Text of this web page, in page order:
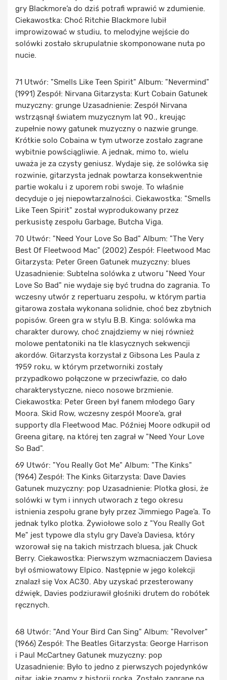
gry Blackmore’a do dziś potrafi wprawić w zdumienie.
Ciekawostka: Choć Ritchie Blackmore lubił
improwizować w studiu, to melodyjne wejście do
solówki zostało skrupulatnie skomponowane nuta po
nucie.
71 Utwór: "Smells Like Teen Spirit" Album: "Nevermind"
(1991) Zespół: Nirvana Gitarzysta: Kurt Cobain Gatunek
muzyczny: grunge Uzasadnienie: Zespół Nirvana
wstrząsnął światem muzycznym lat 90., kreując
zupełnie nowy gatunek muzyczny o nazwie grunge.
Krótkie solo Cobaina w tym utworze zostało zagrane
wybitnie powściągliwie. A jednak, mimo to, wielu
uważa je za czysty geniusz. Wydaje się, że solówka się
rozwinie, gitarzysta jednak powtarza konsekwentnie
partie wokalu i z uporem robi swoje. To właśnie
decyduje o jej niepowtarzalności. Ciekawostka: "Smells
Like Teen Spirit" został wyprodukowany przez
perkusistę zespołu Garbage, Butcha Viga.
70 Utwór: "Need Your Love So Bad" Album: "The Very
Best Of Fleetwood Mac" (2002) Zespół: Fleetwood Mac
Gitarzysta: Peter Green Gatunek muzyczny: blues
Uzasadnienie: Subtelna solówka z utworu "Need Your
Love So Bad" nie wydaje się być trudna do zagrania. To
wczesny utwór z repertuaru zespołu, w którym partia
gitarowa została wykonana solidnie, choć bez zbytnich
popisów. Green gra w stylu B.B. Kinga: solówka ma
charakter durowy, choć znajdziemy w niej również
molowe pentatoniki na tle klasycznych sekwencji
akordów. Gitarzysta korzystał z Gibsona Les Paula z
1959 roku, w którym przetworniki zostały
przypadkowo połączone w przeciwfazie, co dało
charakterystyczne, nieco nosowe brzmienie.
Ciekawostka: Peter Green był fanem młodego Gary
Moora. Skid Row, wczesny zespół Moore’a, grał
supporty dla Fleetwood Mac. Później Moore odkupił od
Greena gitarę, na której ten zagrał w "Need Your Love
So Bad".
69 Utwór: "You Really Got Me" Album: "The Kinks"
(1964) Zespół: The Kinks Gitarzysta: Dave Davies
Gatunek muzyczny: pop Uzasadnienie: Plotka głosi, że
solówki w tym i innych utworach z tego okresu
istnienia zespołu grane były przez Jimmiego Page’a. To
jednak tylko plotka. Żywiołowe solo z "You Really Got
Me" jest typowe dla stylu gry Dave’a Daviesa, który
wzorował się na takich mistrzach bluesa, jak Chuck
Berry. Ciekawostka: Pierwszym wzmacniaczem Daviesa
był ośmiowatowy Elpico. Następnie w jego kolekcji
znalazł się Vox AC30. Aby uzyskać przesterowany
dźwięk, Davies podziurawił głośniki drutem do robótek
ręcznych.
68 Utwór: "And Your Bird Can Sing" Album: "Revolver"
(1966) Zespół: The Beatles Gitarzysta: George Harrison
i Paul McCartney Gatunek muzyczny: pop
Uzasadnienie: Było to jedno z pierwszych pojedynków